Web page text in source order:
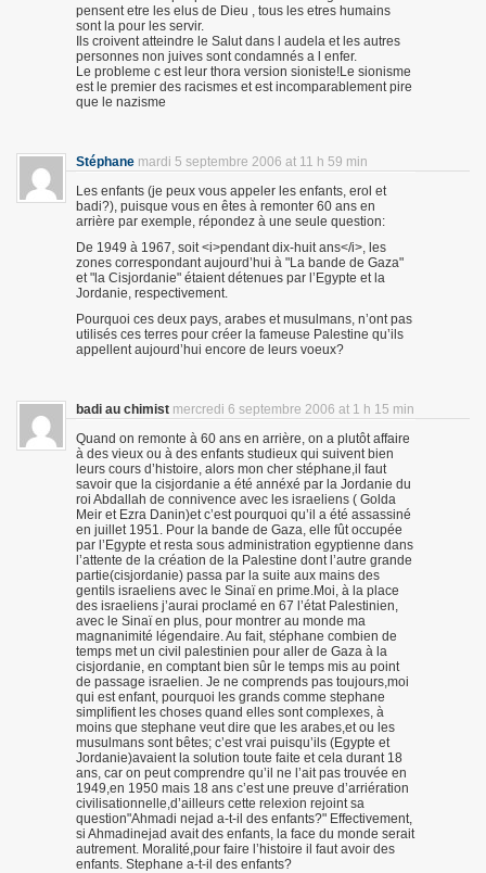
pensent etre les elus de Dieu , tous les etres humains
sont la pour les servir.
Ils croivent atteindre le Salut dans l audela et les autres
personnes non juives sont condamnés a l enfer.
Le probleme c est leur thora version sioniste!Le sionisme
est le premier des racismes et est incomparablement pire
que le nazisme
Stéphane mardi 5 septembre 2006 at 11 h 59 min
Les enfants (je peux vous appeler les enfants, erol et
badi?), puisque vous en êtes à remonter 60 ans en
arrière par exemple, répondez à une seule question:
De 1949 à 1967, soit <i>pendant dix-huit ans</i>, les
zones correspondant aujourd’hui à "La bande de Gaza"
et "la Cisjordanie" étaient détenues par l’Egypte et la
Jordanie, respectivement.
Pourquoi ces deux pays, arabes et musulmans, n’ont pas
utilisés ces terres pour créer la fameuse Palestine qu’ils
appellent aujourd’hui encore de leurs voeux?
badi au chimist mercredi 6 septembre 2006 at 1 h 15 min
Quand on remonte à 60 ans en arrière, on a plutôt affaire
à des vieux ou à des enfants studieux qui suivent bien
leurs cours d’histoire, alors mon cher stéphane,il faut
savoir que la cisjordanie a été annéxé par la Jordanie du
roi Abdallah de connivence avec les israeliens ( Golda
Meir et Ezra Danin)et c’est pourquoi qu’il a été assassiné
en juillet 1951. Pour la bande de Gaza, elle fût occupée
par l’Egypte et resta sous administration egyptienne dans
l’attente de la création de la Palestine dont l’autre grande
partie(cisjordanie) passa par la suite aux mains des
gentils israeliens avec le Sinaï en prime.Moi, à la place
des israeliens j’aurai proclamé en 67 l’état Palestinien,
avec le Sinaï en plus, pour montrer au monde ma
magnanimité légendaire. Au fait, stéphane combien de
temps met un civil palestinien pour aller de Gaza à la
cisjordanie, en comptant bien sûr le temps mis au point
de passage israelien. Je ne comprends pas toujours,moi
qui est enfant, pourquoi les grands comme stephane
simplifient les choses quand elles sont complexes, à
moins que stephane veut dire que les arabes,et ou les
musulmans sont bêtes; c’est vrai puisqu’ils (Egypte et
Jordanie)avaient la solution toute faite et cela durant 18
ans, car on peut comprendre qu’il ne l’ait pas trouvée en
1949,en 1950 mais 18 ans c’est une preuve d’arriération
civilisationnelle,d’ailleurs cette relexion rejoint sa
question"Ahmadi nejad a-t-il des enfants?" Effectivement,
si Ahmadinejad avait des enfants, la face du monde serait
autrement. Moralité,pour faire l’histoire il faut avoir des
enfants. Stephane a-t-il des enfants?